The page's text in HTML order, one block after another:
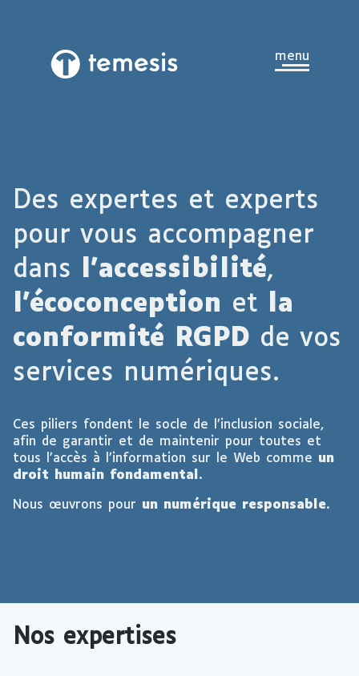
Temesis,
retour
ouvrir
le
menu
Des expertes et experts
pour vous accompagner
dans
l’accessibilité,
l’écoconception et
la
conformité RGPD de vos
services numériques.
Ces piliers fondent le socle de l’inclusion sociale,
afin de garantir et de maintenir pour toutes et
tous l’accès à l’information sur le Web comme un
droit humain fondamental .
Nous œuvrons pour un numérique responsable.
Nos expertises